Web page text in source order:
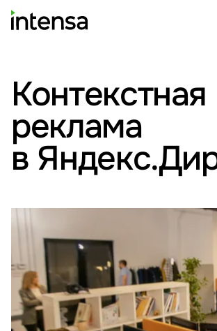
Контекстная
реклама
в